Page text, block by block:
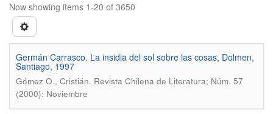
Now showing items 1-20 of 3650
Germán Carrasco. La insidia del sol sobre las cosas, Dolmen,
Santiago, 1997
Gómez O., Cristián. Revista Chilena de Literatura; Núm. 57
(2000): Noviembre